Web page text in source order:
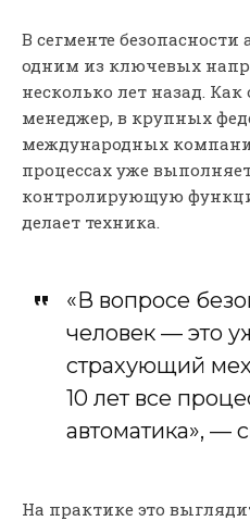
В сегменте
одним из ключевых
несколько лет назад.
менеджер, в крупных
международных
процессах уже
контролирующую
делает техника.
«В вопросе
человек — это
страхующий
10 лет все
автоматика», —
На практике это